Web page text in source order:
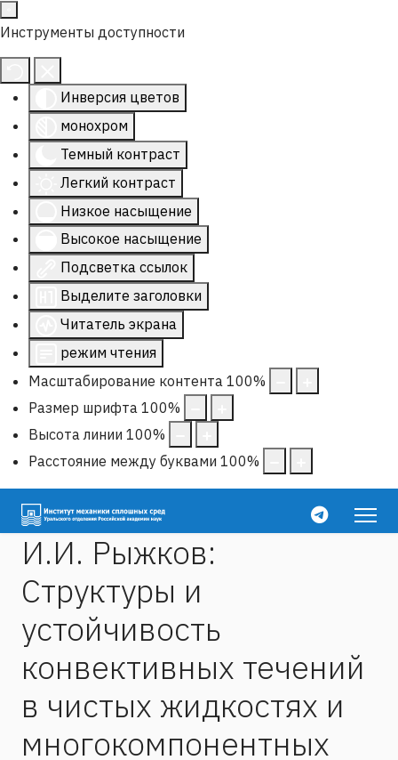
Инструменты доступности
Инверсия цветов
монохром
Темный контраст
Легкий контраст
Низкое насыщение
Высокое насыщение
Подсветка ссылок
Выделите заголовки
Читатель экрана
режим чтения
Масштабирование контента 100%
Размер шрифта 100%
Высота линии 100%
Расстояние между буквами 100%
И.И. Рыжков:
Структуры и
устойчивость
конвективных течений
в чистых жидкостях и
многокомпонентных